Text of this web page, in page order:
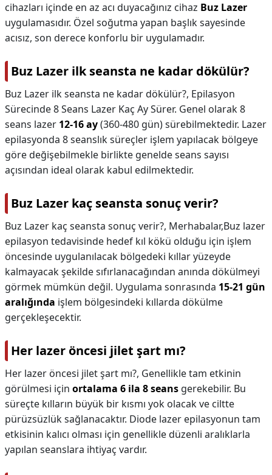
cihazları içinde en az acı duyacağınız cihaz Buz Lazer
uygulamasıdır. Özel soğutma yapan başlık sayesinde
acısız, son derece konforlu bir uygulamadır.
Buz Lazer ilk seansta ne kadar dökülür?
Buz Lazer ilk seansta ne kadar dökülür?, Epilasyon
Sürecinde 8 Seans Lazer Kaç Ay Sürer. Genel olarak 8
seans lazer 12-16 ay(360-480 gün) sürebilmektedir. Lazer
epilasyonda 8 seanslık süreçler işlem yapılacak bölgeye
göre değişebilmekle birlikte genelde seans sayısı
açısından ideal olarak kabul edilmektedir.
Buz Lazer kaç seansta sonuç verir?
Buz Lazer kaç seansta sonuç verir?, Merhabalar,Buz lazer
epilasyon tedavisinde hedef kıl kökü olduğu için işlem
öncesinde uygulanılacak bölgedeki kıllar yüzeyde
kalmayacak şekilde sıfırlanacağından anında dökülmeyi
görmek mümkün değil. Uygulama sonrasında 15-21 gün
aralığında işlem bölgesindeki kıllarda dökülme
gerçekleşecektir.
Her lazer öncesi jilet şart mı?
Her lazer öncesi jilet şart mı?, Genellikle tam etkinin
görülmesi için ortalama 6 ila 8 seans gerekebilir. Bu
süreçte kılların büyük bir kısmı yok olacak ve ciltte
pürüzsüzlük sağlanacaktır. Diode lazer epilasyonun tam
etkisinin kalıcı olması için genellikle düzenli aralıklarla
yapılan seanslara ihtiyaç vardır.